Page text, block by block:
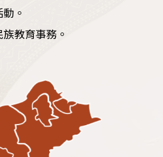
。
教育事務。